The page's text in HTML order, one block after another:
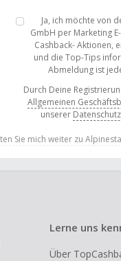
Ja, ich möchte von
GmbH per Marketing
Cashback- Aktionen,
und die Top-Tips
Abmeldung ist
Durch Deine
Allgemeinen
unserer
Sie mich weiter zu
Lerne uns
Über